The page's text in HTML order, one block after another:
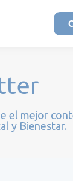
el mejor
y Bienestar.